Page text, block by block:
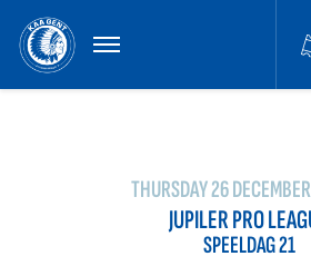
MENU
THURSDAY 26
JUPILER PRO
SPEELDAG 21